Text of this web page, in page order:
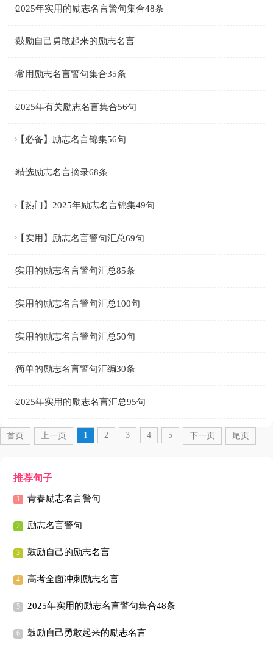
2025年实用的励志名言警句集合48条
鼓励自己勇敢起来的励志名言
常用励志名言警句集合35条
2025年有关励志名言集合56句
【必备】励志名言锦集56句
精选励志名言摘录68条
【热门】2025年励志名言锦集49句
【实用】励志名言警句汇总69句
实用的励志名言警句汇总85条
实用的励志名言警句汇总100句
实用的励志名言警句汇总50句
简单的励志名言警句汇编30条
2025年实用的励志名言汇总95句
首页 上一页 1 2 3 4 5 下一页 尾页
推荐句子
青春励志名言警句
励志名言警句
鼓励自己的励志名言
高考全面冲刺励志名言
2025年实用的励志名言警句集合48条
鼓励自己勇敢起来的励志名言